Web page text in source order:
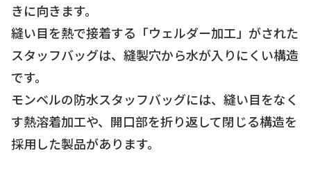
きに向きます。
縫い目を熱で接着する「ウェルダー加工」がされた
スタッフバッグは、縫製穴から水が入りにくい構造
です。
モンベルの防水スタッフバッグには、縫い目をなく
す熱溶着加工や、開口部を折り返して閉じる構造を
採用した製品があります。